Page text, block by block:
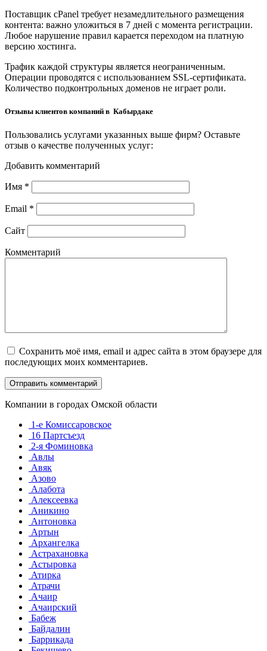
Поставщик cPanel требует незамедлительного размещения
контента: важно уложиться в 7 дней с момента регистрации.
Любое нарушение правил карается переходом на платную
версию хостинга.
Трафик каждой структуры является неограниченным.
Операции проводятся с использованием SSL-сертификата.
Количество подконтрольных доменов не играет роли.
Отзывы клиентов компаний в Кабырдаке
Пользовались услугами указанных выше фирм? Оставьте
отзыв о качестве полученных услуг:
Добавить комментарий
Имя *
Email *
Сайт
Комментарий
Сохранить моё имя, email и адрес сайта в этом браузере для
последующих моих комментариев.
Компании в городах Омской области
1-е Комиссаровское
16 Партсъезд
2-я Фоминовка
Авлы
Авяк
Азово
Алабота
Алексеевка
Аникино
Антоновка
Артын
Архангелка
Астрахановка
Астыровка
Атирка
Атрачи
Ачаир
Ачаирский
Бабеж
Байдалин
Баррикада